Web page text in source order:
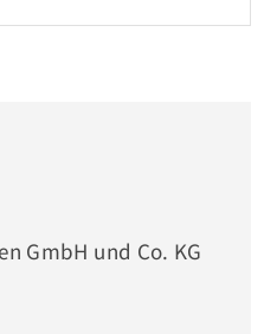
und bietet insgesamt
sich eine
etwa 143 m²
GmbH und Co. KG